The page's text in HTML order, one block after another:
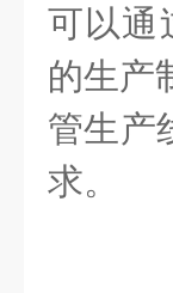
可以通
的生产
管生产
求。